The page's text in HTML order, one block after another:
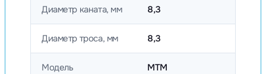
Диаметр каната, мм 8,3
Диаметр троса, мм 8,3
Модель МТМ